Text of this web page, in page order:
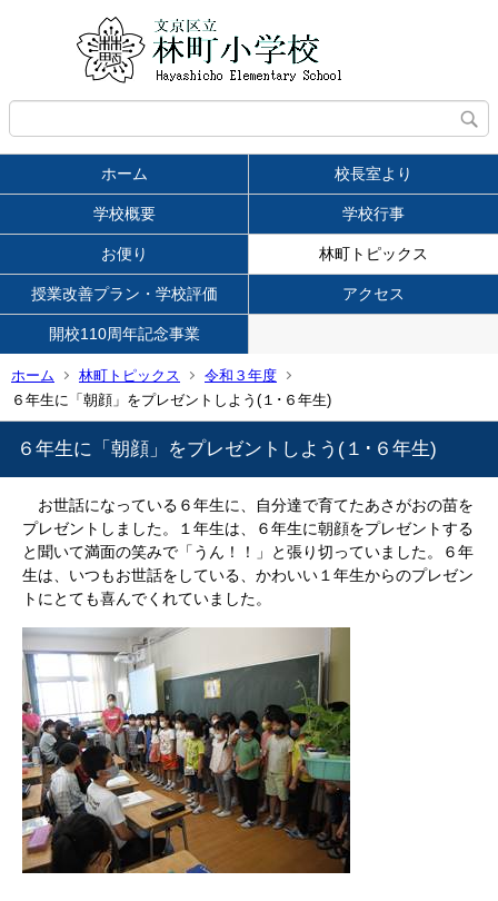
ホーム 校長室より
学校概要 学校行事
お便り 林町トピックス
授業改善プラン・学校評価 アクセス
開校110周年記念事業
ホーム 林町トピックス
令和３年度
６年生に「朝顔」をプレゼントしよう(１･６年生)
６年生に「朝顔」をプレゼントしよう(１･６年生)
お世話になっている６年生に、自分達で育てたあさがおの苗を
プレゼントしました。１年生は、６年生に朝顔をプレゼントする
と聞いて満面の笑みで「うん！！」と張り切っていました。６年
生は、いつもお世話をしている、かわいい１年生からのプレゼン
トにとても喜んでくれていました。